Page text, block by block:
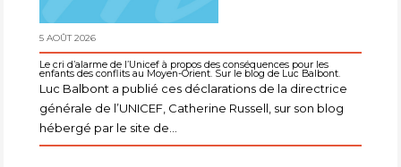
5 AOÛT 2026
Le cri d’alarme de l’Unicef à propos des conséquences pour les
enfants des conflits au Moyen-Orient. Sur le blog de Luc Balbont.
Luc Balbont a publié ces déclarations de la directrice
générale de l’UNICEF, Catherine Russell, sur son blog
hébergé par le site de...